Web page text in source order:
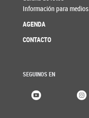
Información para medios
AGENDA
CONTACTO
SEGUINOS EN